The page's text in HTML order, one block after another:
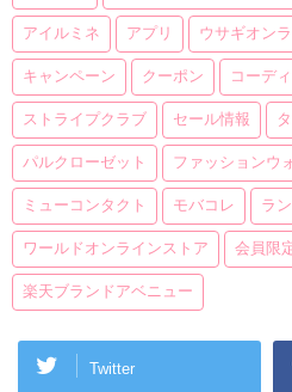
アイルミネ アプリ ウサギオン
キャンペーン クーポン コーデ
ストライプクラブ セール情報
パルクローゼット ファッションウ
ミューコンタクト モバコレ ラ
ワールドオンラインストア 会員限
楽天ブランドアベニュー
Twitter